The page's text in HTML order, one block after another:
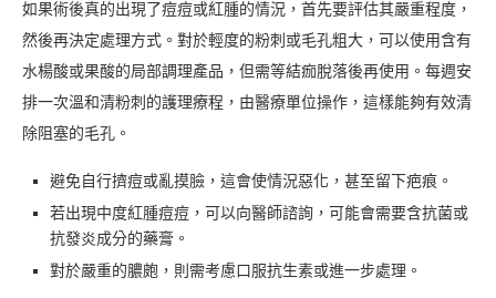
如果術後真的出現了痘痘或紅腫的情況，首先要評估其嚴重程度，
然後再決定處理方式。對於輕度的粉刺或毛孔粗大，可以使用含有
水楊酸或果酸的局部調理產品，但需等結痂脫落後再使用。每週安
排一次溫和清粉刺的護理療程，由醫療單位操作，這樣能夠有效清
除阻塞的毛孔。
避免自行擠痘或亂摸臉，這會使情況惡化，甚至留下疤痕。
若出現中度紅腫痘痘，可以向醫師諮詢，可能會需要含抗菌或
抗發炎成分的藥膏。
對於嚴重的膿皰，則需考慮口服抗生素或進一步處理。